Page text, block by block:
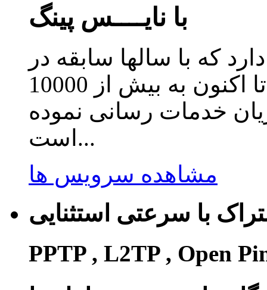
با نایــــس پینگ
که با سالها سابقه در
زمینه ارائه سرویس کاهش پینگ تا اکنون به بیش از 10000
خدمات رسانی نموده
است...
مشاهده سرویس ها
با سرعتی استثنایی
PPTP , L2TP , Open